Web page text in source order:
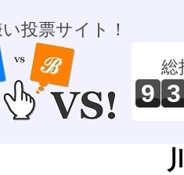
投票サイト！
総
9 3